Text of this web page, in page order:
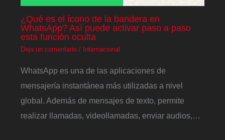
¿Qué es el ícono de la bandera en
WhatsApp? Así puede activar paso a paso
esta función oculta
Deja un comentario / Internacional
WhatsApp es una de las aplicaciones de
mensajería instantánea más utilizadas a nivel
global. Además de mensajes de texto, permite
realizar llamadas, videollamadas, enviar audios,…